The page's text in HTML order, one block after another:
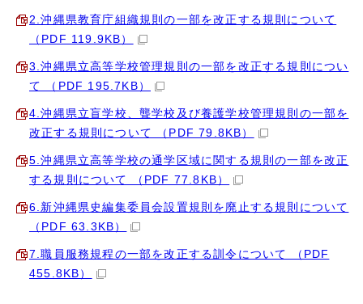
2.沖縄県教育庁組織規則の一部を改正する規則について
（PDF 119.9KB）
3.沖縄県立高等学校管理規則の一部を改正する規則につい
て （PDF 195.7KB）
4.沖縄県立盲学校、聾学校及び養護学校管理規則の一部を
改正する規則について （PDF 79.8KB）
5.沖縄県立高等学校の通学区域に関する規則の一部を改正
する規則について （PDF 77.8KB）
6.新沖縄県史編集委員会設置規則を廃止する規則について
（PDF 63.3KB）
7.職員服務規程の一部を改正する訓令について （PDF
455.8KB）